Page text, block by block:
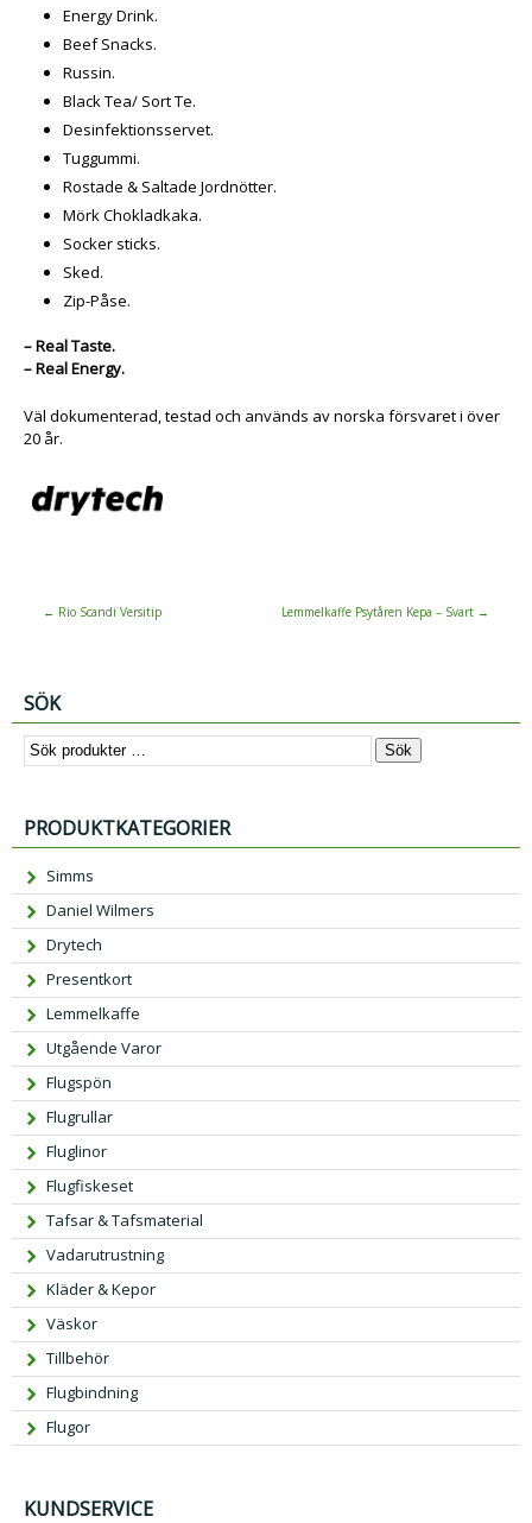
Energy Drink.
Beef Snacks.
Russin.
Black Tea/ Sort Te.
Desinfektionsservet.
Tuggummi.
Rostade & Saltade Jordnötter.
Mörk Chokladkaka.
Socker sticks.
Sked.
Zip-Påse.
– Real Taste.
– Real Energy.
Väl dokumenterad, testad och används av norska försvaret i över
20 år.
← Rio Scandi Versitip Lemmelkaffe Psytåren Kepa – Svart →
SÖK
Sök
PRODUKTKATEGORIER
Simms
Daniel Wilmers
Drytech
Presentkort
Lemmelkaffe
Utgående Varor
Flugspön
Flugrullar
Fluglinor
Flugfiskeset
Tafsar & Tafsmaterial
Vadarutrustning
Kläder & Kepor
Väskor
Tillbehör
Flugbindning
Flugor
KUNDSERVICE